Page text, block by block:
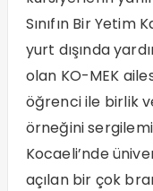
Sınıfın Bir Yetim
yurt dışında
olan KO-MEK
öğrenci ile birlik
örneğini
Kocaeli’nde
açılan bir çok